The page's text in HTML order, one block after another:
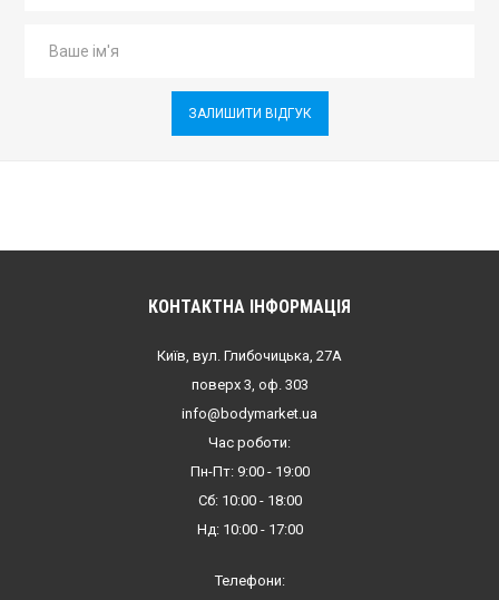
ЗАЛИШИТИ ВІДГУК
КОНТАКТНА ІНФОРМАЦІЯ
Київ, вул. Глибочицька, 27А
поверх 3, оф. 303
info@bodymarket.ua
Час роботи:
Пн-Пт: 9:00 - 19:00
Сб: 10:00 - 18:00
Нд: 10:00 - 17:00
Телефони: